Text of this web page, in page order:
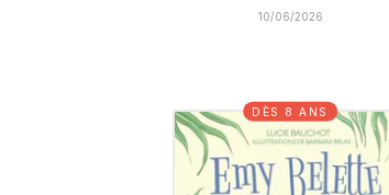
10/06/2026
DÈS 8 ANS